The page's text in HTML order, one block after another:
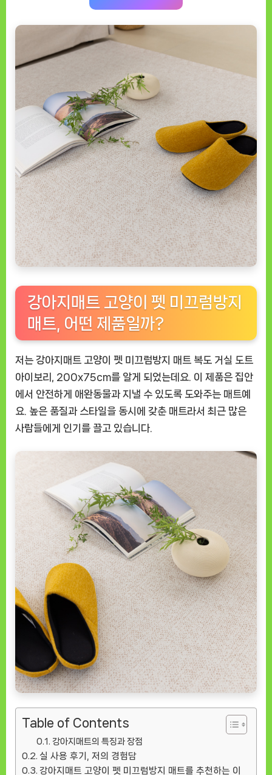
요
강아지매트 고양이 펫 미끄럼방지
매트, 어떤 제품일까?
저는 강아지매트 고양이 펫 미끄럼방지 매트 복도 거실 도트
아이보리, 200x75cm를 알게 되었는데요. 이 제품은 집안
에서 안전하게 애완동물과 지낼 수 있도록 도와주는 매트예
요. 높은 품질과 스타일을 동시에 갖춘 매트라서 최근 많은
사람들에게 인기를 끌고 있습니다.
Table of Contents
강아지매트의 특징과 장점
실 사용 후기, 저의 경험담
강아지매트 고양이 펫 미끄럼방지 매트를 추천하는 이